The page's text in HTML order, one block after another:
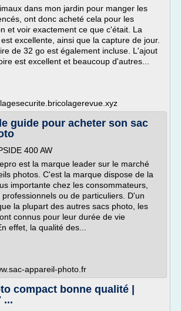
dans mon jardin pour manger les
ont donc acheté cela pour les
et voir exactement ce que c'était. La
excellente, ainsi que la capture de jour.
de 32 go est également incluse. L'ajout
est excellent et beaucoup d'autres...
guide pour acheter son sac
400 AW
est la marque leader sur le marché
photos. C'est la marque dispose de la
importante chez les consommateurs,
ou de particuliers. D'un
la plupart des autres sacs photo, les
connus pour leur durée de vie
effet, la qualité des...
appareil-photo.fr
compact bonne qualité |
...